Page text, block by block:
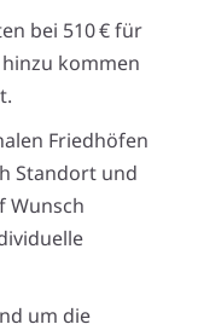
bei 510 € für
kommen
Friedhöfen
Standort und
Wunsch
um die